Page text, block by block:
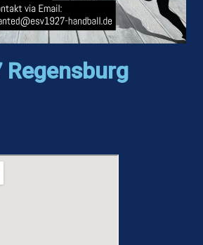
Regensburg